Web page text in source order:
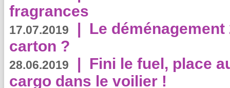
fragrances
17.07.2019 | Le
carton ?
28.06.2019 | Fini le fuel, place
cargo dans le voilier !